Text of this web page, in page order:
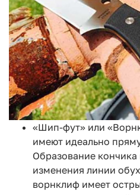
«Шип-фут» или
имеют идеально
Образование кончика
изменения линии
ворнклиф имеет